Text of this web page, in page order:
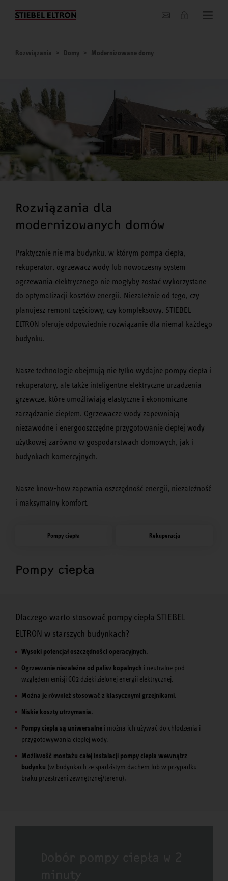
O nas
Rozwiązania Domy Modernizowane domy
Rozwiązania dla
modernizowanych domów
Praktycznie nie ma budynku, w którym pompa ciepła,
rekuperator, ogrzewacz wody lub nowoczesny system
ogrzewania elektrycznego nie mogłyby zostać wykorzystane
do optymalizacji kosztów energii. Niezależnie od tego, czy
planujesz remont częściowy, czy kompleksowy, STIEBEL
ELTRON oferuje odpowiednie rozwiązanie dla niemal każdego
budynku.
Nasze technologie obejmują nie tylko wydajne pompy ciepła i
rekuperatory, ale także inteligentne elektryczne urządzenia
grzewcze, które umożliwiają elastyczne i ekonomiczne
zarządzanie ciepłem. Ogrzewacze wody zapewniają
niezawodne i energooszczędne przygotowanie ciepłej wody
użytkowej zarówno w gospodarstwach domowych, jak i
budynkach komercyjnych.
Nasze know-how zapewnia oszczędność energii, niezależność
i maksymalny komfort.
Pompy ciepła Rekuperacja
Pompy ciepła
Dlaczego warto stosować pompy ciepła STIEBEL
ELTRON w starszych budynkach?
Wysoki potencjał oszczędności operacyjnych.
Ogrzewanie niezależne od paliw kopalnych i neutralne pod
względem emisji CO2 dzięki zielonej energii elektrycznej.
Można je również stosować z klasycznymi grzejnikami.
Niskie koszty utrzymania.
Pompy ciepła są uniwersalne i można ich używać do chłodzenia i
przygotowywania ciepłej wody.
Możliwość montażu całej instalacji pompy ciepła wewnątrz
budynku (w budynkach ze spadzistym dachem lub w przypadku
braku przestrzeni zewnętrznej/terenu).